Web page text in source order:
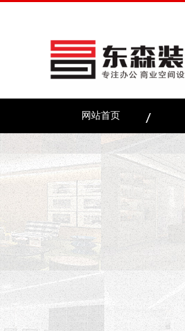
网站首页